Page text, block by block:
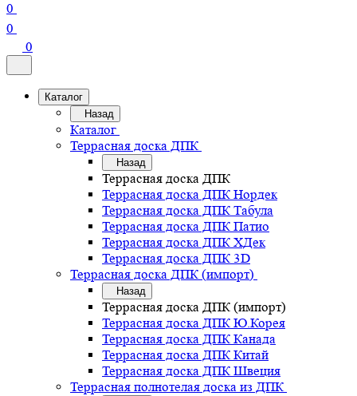
0
0
0
Каталог
Назад
Каталог
Террасная доска ДПК
Назад
Террасная доска ДПК
Террасная доска ДПК Нордек
Террасная доска ДПК Табула
Террасная доска ДПК Патио
Террасная доска ДПК ХДек
Террасная доска ДПК 3D
Террасная доска ДПК (импорт)
Назад
Террасная доска ДПК (импорт)
Террасная доска ДПК Ю.Корея
Террасная доска ДПК Канада
Террасная доска ДПК Китай
Террасная доска ДПК Швеция
Террасная полнотелая доска из ДПК